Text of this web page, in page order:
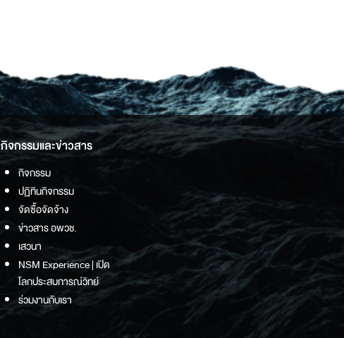
กิจกรรมและข่าวสาร
กิจกรรม
ปฏิทินกิจกรรม
จัดซื้อจัดจ้าง
ข่าวสาร อพวช.
เสวนา
NSM Experience | เปิด
โลกประสบการณ์วิทย์
ร่วมงานกับเรา